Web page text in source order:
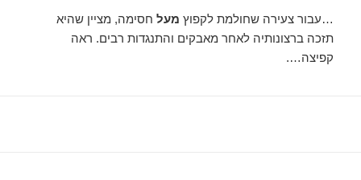
…עבור צעירה שחולמת לקפוץ מעל חסימה, מציין שהיא
תזכה ברצונותיה לאחר מאבקים והתנגדות רבים. ראה
קפיצה….